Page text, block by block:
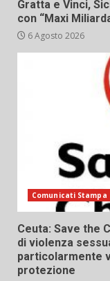
Gratta e Vinci,
con “Maxi
6 Agosto 2026
Comunicati Stampa
Ceuta: Save the
di violenza
particolarmente
protezione